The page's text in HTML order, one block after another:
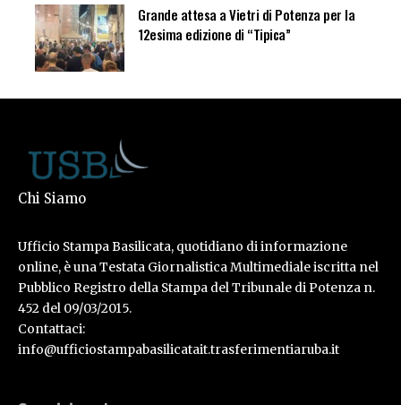
Grande attesa a Vietri di Potenza per la
12esima edizione di “Tipica”
Chi Siamo
Ufficio Stampa Basilicata, quotidiano di informazione
online, è una Testata Giornalistica Multimediale iscritta nel
Pubblico Registro della Stampa del Tribunale di Potenza n.
452 del 09/03/2015.
Contattaci:
info@ufficiostampabasilicatait.trasferimentiaruba.it